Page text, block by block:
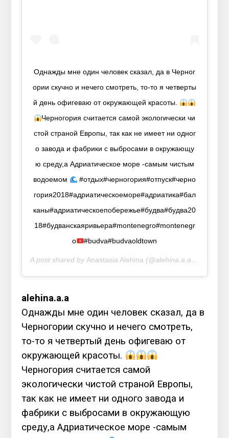
Однажды мне один человек сказал, да в Черног
ории скучно и нечего смотреть, то-то я четверты
й день офигеваю от окружающей красоты.
Черногория считается самой экологически чи
стой страной Европы, так как не имеет ни одног
о завода и фабрики с выбросами в окружающу
ю среду,а Адриатическое море -самым чистым
водоемом
#отдых#черногория#отпуск#черно
гория2018#адриатическоеморе#адриатика#бал
каны#адриатическоепобережье#будва#будва20
18#будванскаяривьера#montenegro#montenegr
o
#budva#budvaoldtown
A post shared by Anastasia Alehina (@alehina.a.a) on
alehina.a.a
Однажды мне один человек сказал, да в
Черногории скучно и нечего смотреть,
то-то я четвертый день офигеваю от
окружающей красоты.
Черногория считается самой
экологически чистой страной Европы,
так как не имеет ни одного завода и
фабрики с выбросами в окружающую
среду,а Адриатическое море -самым